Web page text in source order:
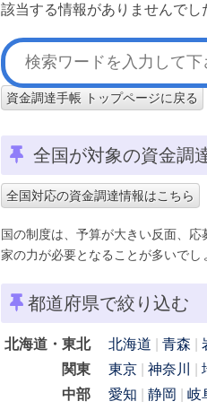
該当する情報がありませんでし
資金調達手帳 トップページに戻る
全国が対象の資金調
全国対応の資金調達情報はこちら
国の制度は、予算が大きい反面、
家の力が必要となることが多いでし
都道府県で絞り込む
北海道・東北 北海道 青森
関東
東京 神奈川
中部
愛知 静岡 岐